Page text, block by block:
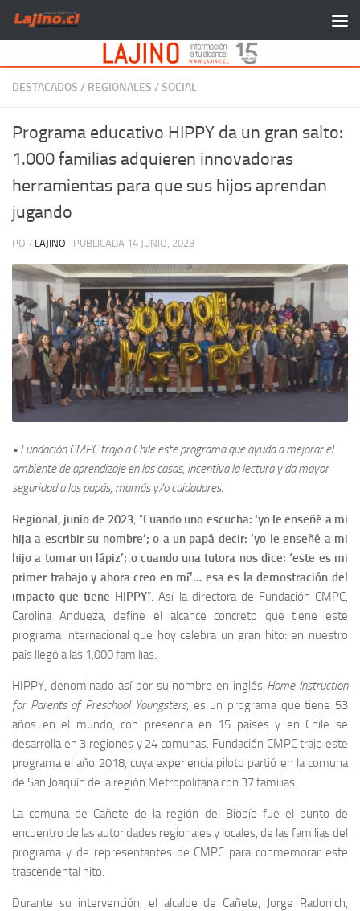
Saltar al contenido
DESTACADOS / REGIONALES /SOCIAL
Programa educativo HIPPY da un gran salto:
1.000 familias adquieren innovadoras
herramientas para que sus hijos aprendan
jugando
POR LAJINO · PUBLICADA 14 JUNIO, 2023
• Fundación CMPC trajo a Chile este programa que ayuda a mejorar el
ambiente de aprendizaje en las casas, incentiva la lectura y da mayor
seguridad a los papás, mamás y/o cuidadores.
Regional, junio de 2023; “Cuando uno escucha: ‘yo le enseñé a mi
hija a escribir su nombre’; o a un papá decir: ’yo le enseñé a mi
hijo a tomar un lápiz’; o cuando una tutora nos dice: ‘este es mi
primer trabajo y ahora creo en mí’… esa es la demostración del
impacto que tiene HIPPY”. Así la directora de Fundación CMPC,
Carolina Andueza, define el alcance concreto que tiene este
programa internacional que hoy celebra un gran hito: en nuestro
país llegó a las 1.000 familias.
HIPPY, denominado así por su nombre en inglés Home Instruction
for Parents of Preschool Youngsters, es un programa que tiene 53
años en el mundo, con presencia en 15 países y en Chile se
desarrolla en 3 regiones y 24 comunas. Fundación CMPC trajo este
programa el año 2018, cuya experiencia piloto partió en la comuna
de San Joaquín de la región Metropolitana con 37 familias.
La comuna de Cañete de la región del Biobío fue el punto de
encuentro de las autoridades regionales y locales, de las familias del
programa y de representantes de CMPC para conmemorar este
trascendental hito.
Durante su intervención, el alcalde de Cañete, Jorge Radonich,